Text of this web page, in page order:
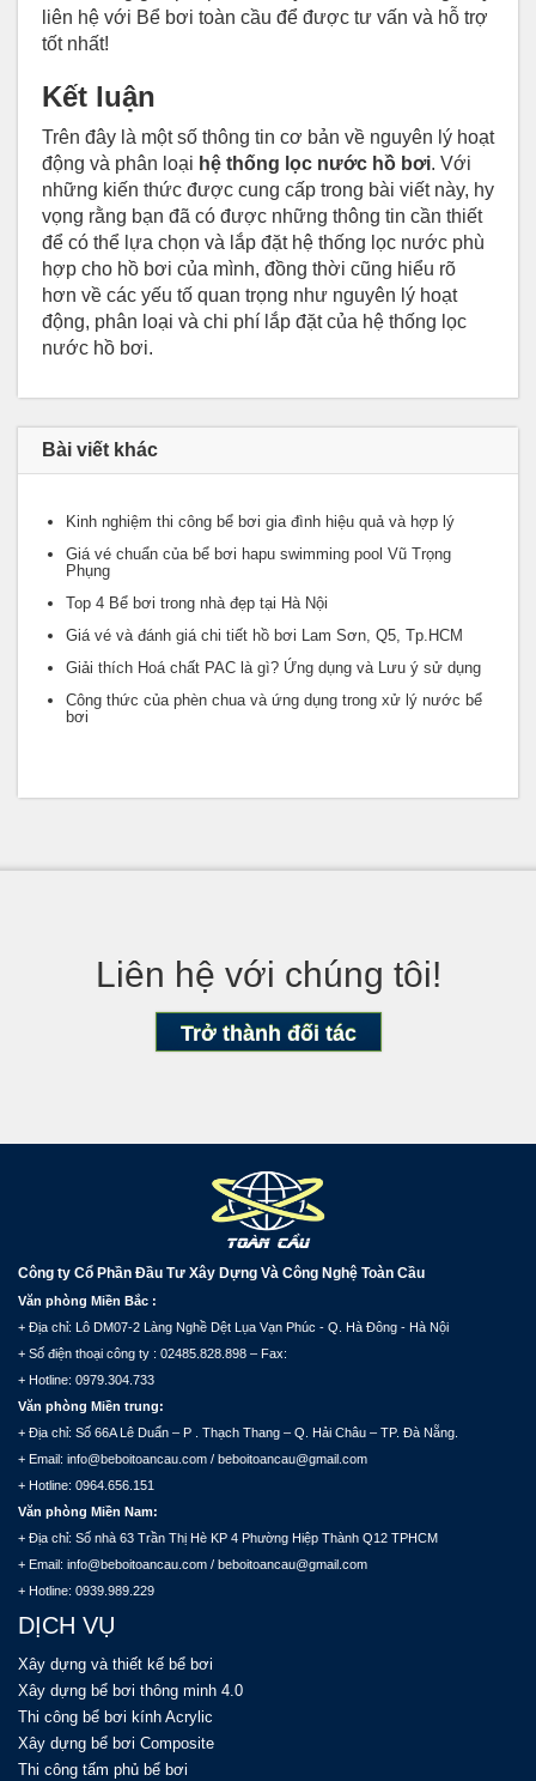
liên hệ với Bể bơi toàn cầu để được tư vấn và hỗ trợ
tốt nhất!
Kết luận
Trên đây là một số thông tin cơ bản về nguyên lý hoạt
động và phân loại hệ thống lọc nước hồ bơi. Với
những kiến thức được cung cấp trong bài viết này, hy
vọng rằng bạn đã có được những thông tin cần thiết
để có thể lựa chọn và lắp đặt hệ thống lọc nước phù
hợp cho hồ bơi của mình, đồng thời cũng hiểu rõ
hơn về các yếu tố quan trọng như nguyên lý hoạt
động, phân loại và chi phí lắp đặt của hệ thống lọc
nước hồ bơi.
Bài viết khác
Kinh nghiệm thi công bể bơi gia đình hiệu quả và hợp lý
Giá vé chuẩn của bể bơi hapu swimming pool Vũ Trọng
Phụng
Top 4 Bể bơi trong nhà đẹp tại Hà Nội
Giá vé và đánh giá chi tiết hồ bơi Lam Sơn, Q5, Tp.HCM
Giải thích Hoá chất PAC là gì? Ứng dụng và Lưu ý sử dụng
Công thức của phèn chua và ứng dụng trong xử lý nước bể
bơi
Liên hệ với chúng tôi!
Trở thành đối tác
Công ty Cổ Phần Đầu Tư Xây Dựng Và Công Nghệ Toàn Cầu
Văn phòng Miền Bắc :
+ Địa chỉ: Lô DM07-2 Làng Nghề Dệt Lụa Vạn Phúc - Q. Hà Đông - Hà Nội
+ Số điện thoại công ty : 02485.828.898 – Fax:
+ Hotline: 0979.304.733
Văn phòng Miền trung:
+ Địa chỉ: Số 66A Lê Duẩn – P . Thạch Thang – Q. Hải Châu – TP. Đà Nẵng.
+ Email: info@beboitoancau.com / beboitoancau@gmail.com
+ Hotline: 0964.656.151
Văn phòng Miền Nam:
+ Địa chỉ: Số nhà 63 Trần Thị Hè KP 4 Phường Hiệp Thành Q12 TPHCM
+ Email: info@beboitoancau.com / beboitoancau@gmail.com
+ Hotline: 0939.989.229
DỊCH VỤ
Xây dựng và thiết kế bể bơi
Xây dựng bể bơi thông minh 4.0
Thi công bể bơi kính Acrylic
Xây dựng bể bơi Composite
Thi công tấm phủ bể bơi